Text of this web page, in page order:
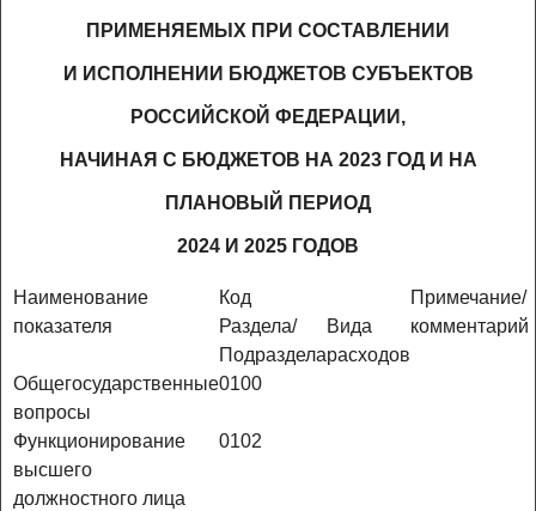
ПРИМЕНЯЕМЫХ ПРИ СОСТАВЛЕНИИ
И ИСПОЛНЕНИИ БЮДЖЕТОВ СУБЪЕКТОВ
РОССИЙСКОЙ ФЕДЕРАЦИИ,
НАЧИНАЯ С БЮДЖЕТОВ НА 2023 ГОД И НА
ПЛАНОВЫЙ ПЕРИОД
2024 И 2025 ГОДОВ
Наименование
показателя
Код
Примечание/
комментарий
Раздела/
Подраздела
Вида
расходов
Общегосударственные
вопросы
0100
Функционирование
высшего
должностного лица
0102